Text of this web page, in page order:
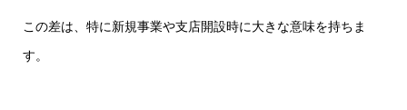
この差は、特に新規事業や支店開設時に大きな意味を持ちま
す。